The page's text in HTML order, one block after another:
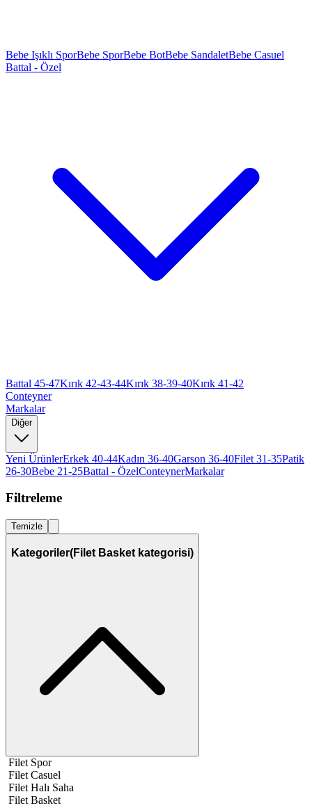
Bebe Işıklı SporBebe SporBebe BotBebe SandaletBebe Casuel
Battal - Özel
Battal 45-47Kırık 42-43-44Kırık 38-39-40Kırık 41-42
Conteyner
Markalar
Diğer
Yeni ÜrünlerErkek 40-44Kadın 36-40Garson 36-40Filet 31-35Patik
26-30Bebe 21-25Battal - ÖzelConteynerMarkalar
Filtreleme
Temizle
Kategoriler(Filet Basket kategorisi)
Filet Spor
Filet Casuel
Filet Halı Saha
Filet Basket